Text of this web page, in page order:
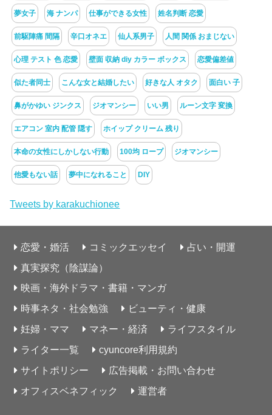
夢女子 海 ナンパ 仕事ができる女性 姓名判断 恋愛
前駆陣痛 間隔 辛口オネエ 仙人系男子 人間 関係 おまじない
心理 テスト 色 恋愛 壁面 収納 diy カラー ボックス 恋愛偏差値
似た者同士 こんな女と結婚したい 好きな人 オタク 面白い 子
鼻がかゆい ジンクス ジオマンシー いい男 ルーン文字 変換
エアコン 室内 配管 隠す ホイップ クリーム 残り
本命の女性にしかしない行動 100均 ロープ ジオマンシー
他愛もない話 夢中になれること DIY
Tweets by karakuchionee
恋愛・婚活 コミックエッセイ
占い・開運
真実探究（陰謀論）
映画・海外ドラマ・書籍・マンガ
時事ネタ・社会勉強
ビューティ・健康
妊婦・ママ
マネー・経済
ライフスタイル
ライター一覧
cyuncore利用規約
サイトポリシー
広告掲載・お問い合わせ
オフィスベネフィック
運営者